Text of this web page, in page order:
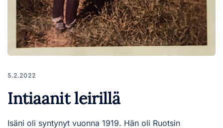
5.2.2022
Intiaanit leirillä
Isäni oli syntynyt vuonna 1919. Hän oli Ruotsin